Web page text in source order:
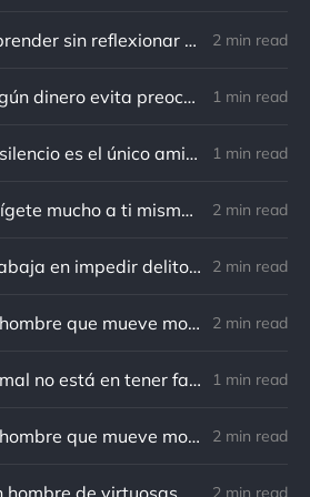
Confucio: Aprender sin reflexionar es malgastar la energía. 2 min read
Confucio: Algún dinero evita preocupaciones; mucho, las atrae. 1 min read
Confucio: El silencio es el único amigo que jamás traiciona. 1 min read
Confucio: Exígete mucho a ti mismo y espera poco de los demás. 2 min read
Confucio: Trabaja en impedir delitos para no necesitar castigos. 2 min read
Confucio: El hombre que mueve montañas empieza apartando piedrecitas. 2 min read
Confucio: El mal no está en tener faltas, sino en no tratar de enmendarlas. 1 min read
Confucio: El hombre que mueve montañas comienza cargando pequeñas piedras. 2 min read
2 min read